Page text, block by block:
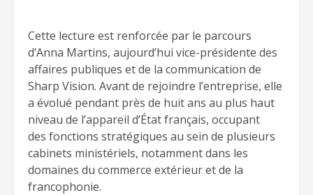
Cette lecture est renforcée par le parcours
d’Anna Martins, aujourd’hui vice-présidente des
affaires publiques et de la communication de
Sharp Vision. Avant de rejoindre l’entreprise, elle
a évolué pendant près de huit ans au plus haut
niveau de l’appareil d’État français, occupant
des fonctions stratégiques au sein de plusieurs
cabinets ministériels, notamment dans les
domaines du commerce extérieur et de la
francophonie.